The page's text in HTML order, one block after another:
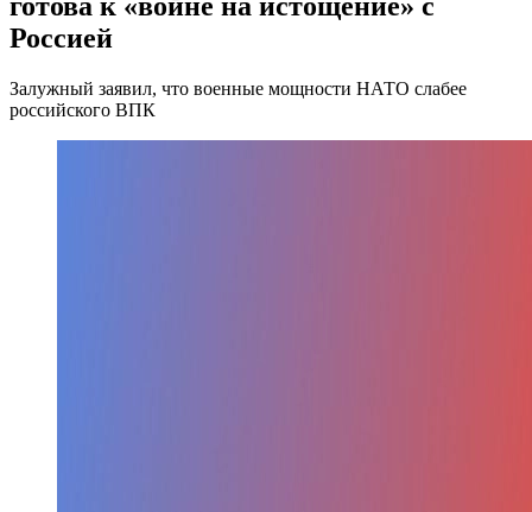
Россией
Залужный заявил, что военные мощности НАТО слабее
российского ВПК